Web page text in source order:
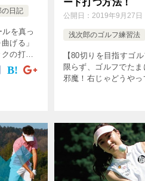
の日記
ルを真っ
げる」
の打ち
練習は
べし！
公開日： 2019年9月27日
浅次郎のゴルフ練習法
【80切りを目指すゴ
限らず、ゴルフでた
邪魔！右じゃどうやっ
「池があるから左打
理！」っていうトラ
つ […]